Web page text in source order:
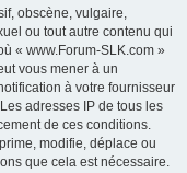
obscène, vulgaire,
ou tout autre contenu qui
« www.Forum-SLK.com »
vous mener à un
à votre fournisseur
adresses IP de tous les
de ces conditions.
modifie, déplace ou
que cela est nécessaire.